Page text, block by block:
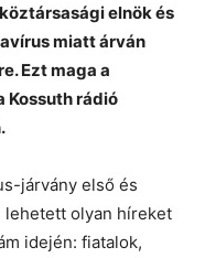
elnök és
miatt árván
Ezt maga a
Kossuth rádió
járvány első és
lehetett olyan híreket
idején: fiatalok,